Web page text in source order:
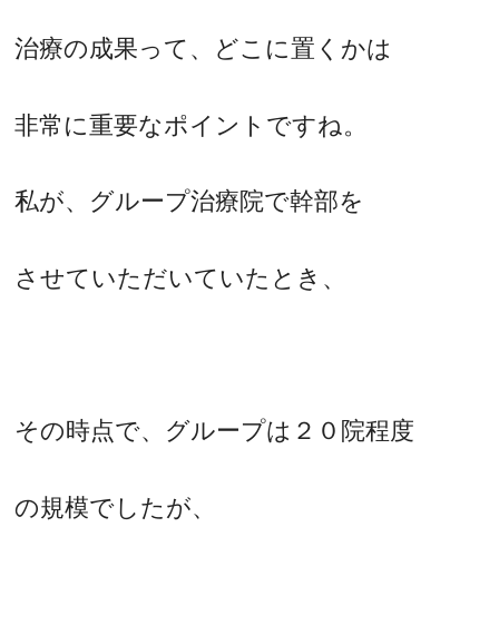
治療の成果って、どこに置くかは
非常に重要なポイントですね。
私が、グループ治療院で幹部を
させていただいていたとき、
その時点で、グループは２０院程度
の規模でしたが、